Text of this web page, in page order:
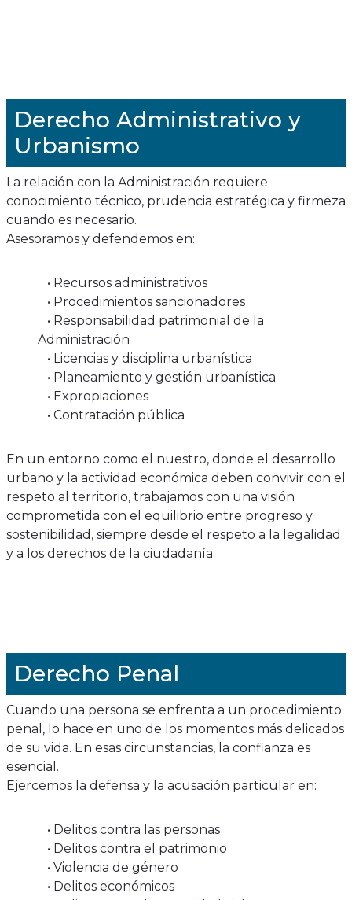
Derecho Administrativo y
Urbanismo
La relación con la Administración requiere
conocimiento técnico, prudencia estratégica y firmeza
cuando es necesario.
Asesoramos y defendemos en:
• Recursos administrativos
• Procedimientos sancionadores
• Responsabilidad patrimonial de la
Administración
• Licencias y disciplina urbanística
• Planeamiento y gestión urbanística
• Expropiaciones
• Contratación pública
En un entorno como el nuestro, donde el desarrollo
urbano y la actividad económica deben convivir con el
respeto al territorio, trabajamos con una visión
comprometida con el equilibrio entre progreso y
sostenibilidad, siempre desde el respeto a la legalidad
y a los derechos de la ciudadanía.
Derecho Penal
Cuando una persona se enfrenta a un procedimiento
penal, lo hace en uno de los momentos más delicados
de su vida. En esas circunstancias, la confianza es
esencial.
Ejercemos la defensa y la acusación particular en:
• Delitos contra las personas
• Delitos contra el patrimonio
• Violencia de género
• Delitos económicos